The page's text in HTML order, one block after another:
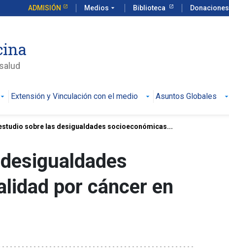
ADMISIÓN Medios arrow_drop_down Biblioteca Donaciones
Extensión y Vinculación con el medio Asuntos Globales
sobre las desigualdades socioeconómicas...
por cáncer en